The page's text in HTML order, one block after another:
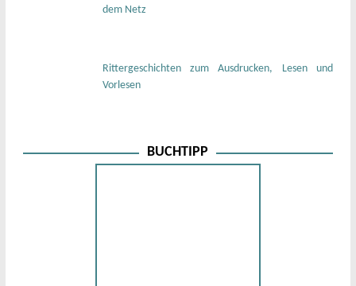
dem Netz
Rittergeschichten zum Ausdrucken, Lesen und
Vorlesen
BUCHTIPP